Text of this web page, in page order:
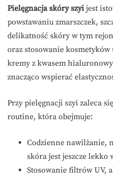
Pielęgnacja skóry szyi jest
powstawaniu zmarszczek,
delikatność skóry w tym
oraz stosowanie
kremy z kwasem
znacząco wspierać
Przy pielęgnacji szyi zaleca
routine, która obejmuje:
Codzienne nawilżanie,
skóra jest jeszcze lekko
Stosowanie filtrów UV,